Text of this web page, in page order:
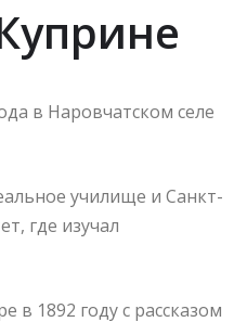
в Наровчатском селе
училище и Санкт-
где изучал
в 1892 году с рассказом